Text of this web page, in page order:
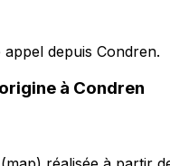
depuis Condren.
à Condren